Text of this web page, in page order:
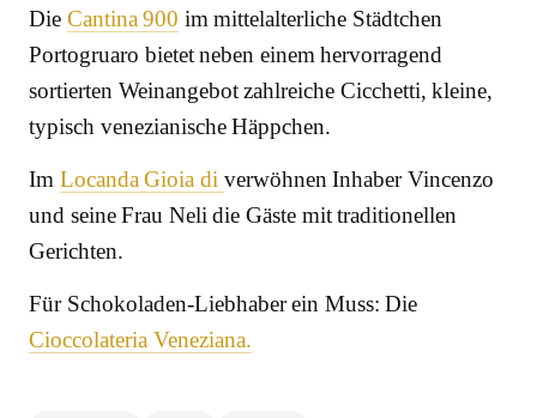
Die Cantina 900 im mittelalterliche Städtchen
Portogruaro bietet neben einem hervorragend
sortierten Weinangebot zahlreiche Cicchetti, kleine,
typisch venezianische Häppchen.
Im Locanda Gioia di verwöhnen Inhaber Vincenzo
und seine Frau Neli die Gäste mit traditionellen
Gerichten.
Für Schokoladen-Liebhaber ein Muss: Die
Cioccolateria Veneziana.